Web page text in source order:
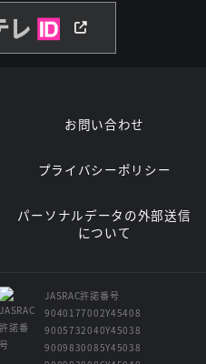
お問い合わせ
プライバシーポリシー
パーソナルデータの外部送信
について
JASRAC許諾番号
9040177002Y45408
9005732040Y45038
9009830085Y45038